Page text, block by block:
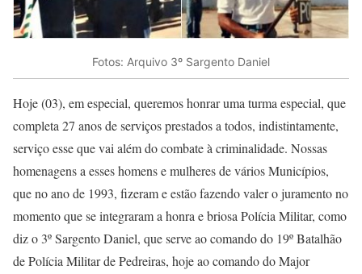
Fotos: Arquivo 3º Sargento Daniel
Hoje (03), em especial, queremos honrar uma turma especial, que
completa 27 anos de serviços prestados a todos, indistintamente,
serviço esse que vai além do combate à criminalidade. Nossas
homenagens a esses homens e mulheres de vários Municípios,
que no ano de 1993, fizeram e estão fazendo valer o juramento no
momento que se integraram a honra e briosa Polícia Militar, como
diz o 3º Sargento Daniel, que serve ao comando do 19º Batalhão
de Polícia Militar de Pedreiras, hoje ao comando do Major